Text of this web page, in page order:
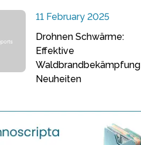
11 February 2025
Drohnen Schwärme:
Effektive
Waldbrandbekämpfung
Neuheiten